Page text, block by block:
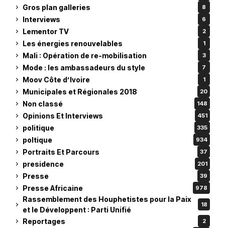
Gros plan galleries 8
Interviews 6
Lementor TV 2
Les énergies renouvelables 1
Mali : Opération de re-mobilisation 3
Mode : les ambassadeurs du style 7
Moov Côte d’Ivoire 1
Municipales et Régionales 2018 20
Non classé 148
Opinions Et Interviews 451
politique 335
poltique 934
Portraits Et Parcours 37
presidence 201
Presse 39
Presse Africaine 978
Rassemblement des Houphetistes pour la Paix
et le Développent : Parti Unifié
18
Reportages 2